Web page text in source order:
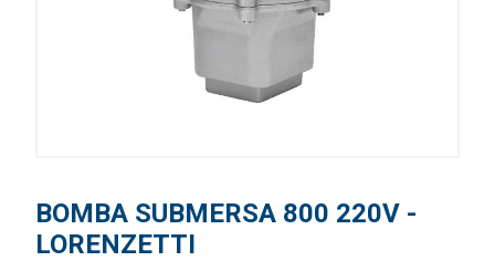
BOMBA SUBMERSA 800 220V -
LORENZETTI